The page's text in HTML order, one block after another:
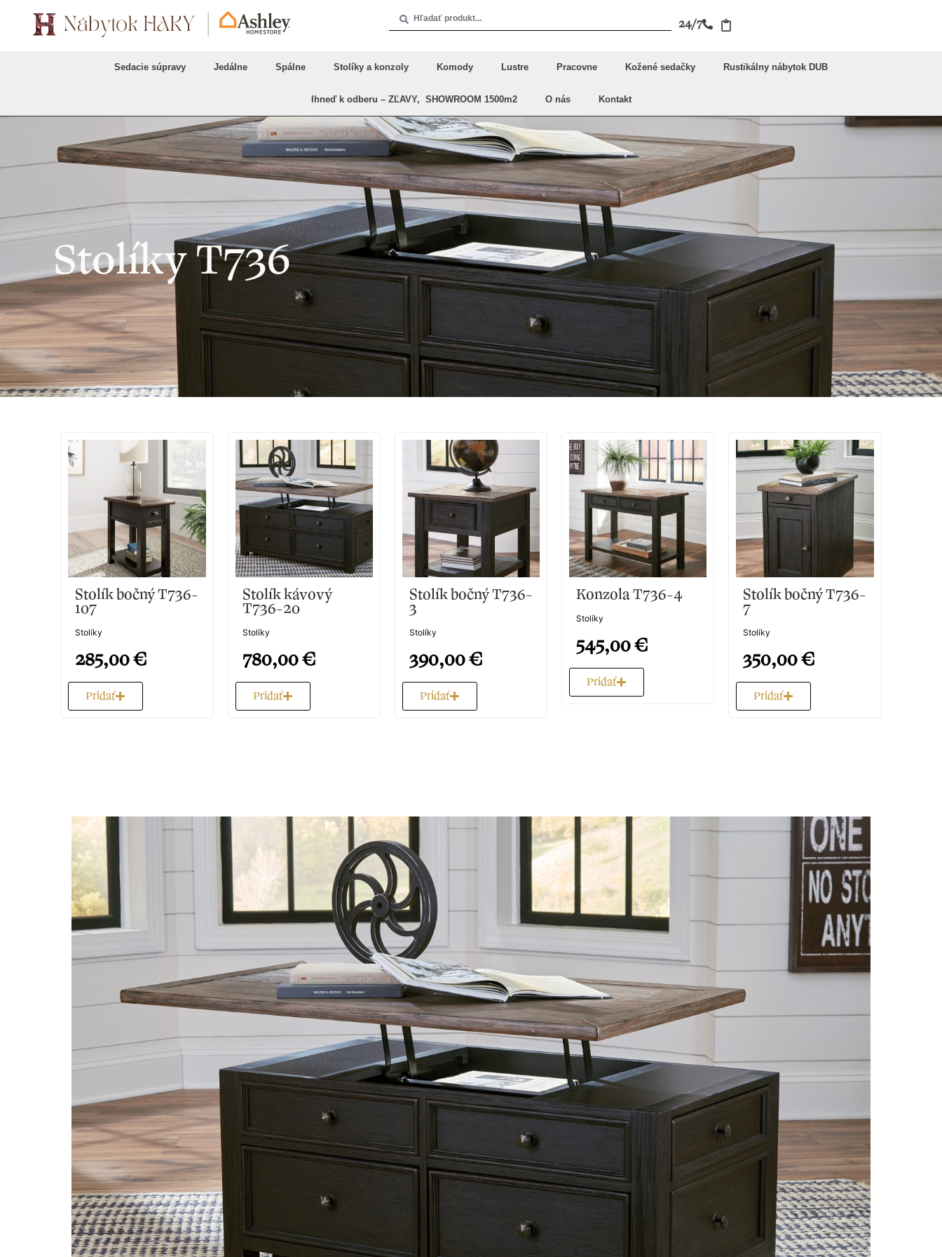
24/7
Sedacie súpravy Jedálne Spálne Stolíky a konzoly Komody Lustre Pracovne Kožené sedačky Rustikálny nábytok DUB
Ihneď k odberu – ZĽAVY, SHOWROOM 1500m2 O nás Kontakt
Stolíky T736
Stolík bočný T736-
107
Stolíky
285,00€
Pridať
Stolík kávový
T736-20
Stolíky
780,00€
Pridať
Stolík bočný T736-
3
Stolíky
390,00€
Pridať
Konzola T736-4
Stolíky
545,00€
Pridať
Stolík bočný T736-
7
Stolíky
350,00€
Pridať